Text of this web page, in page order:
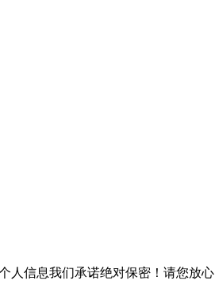
人信息我们承诺绝对保密！请您放心